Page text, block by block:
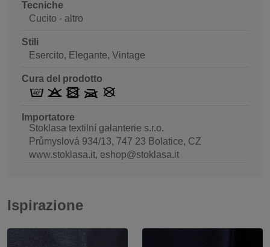
Tecniche
Cucito - altro
Stili
Esercito, Elegante, Vintage
Cura del prodotto
Importatore
Stoklasa textilní galanterie s.r.o.
Průmyslová 934/13, 747 23 Bolatice, CZ
www.stoklasa.it, eshop@stoklasa.it
Ispirazione